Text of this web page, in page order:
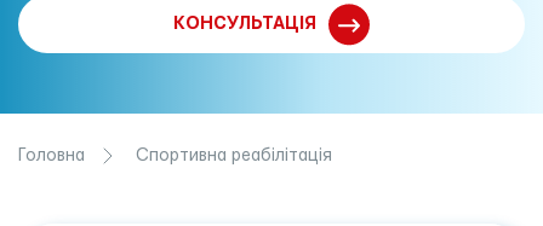
КОНСУЛЬТАЦІЯ
Головна Спортивна реабілітація